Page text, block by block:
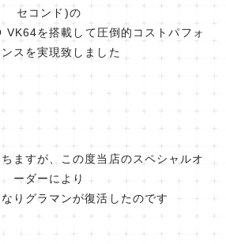
セコンド)の
VK64を搭載して圧倒的コストパフォ
スを実現致しました
ますが、この度当店のスペシャルオ
ーダーにより
りグラマンが復活したのです